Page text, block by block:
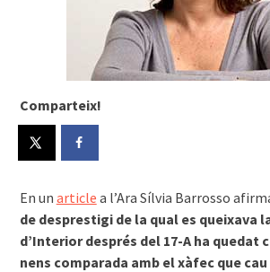
Comparteix!
En un article a l’Ara Sílvia Barrosso
de desprestigi de la qual es queixava
d’Interior després del 17-A ha quedat
nens comparada amb el xàfec que